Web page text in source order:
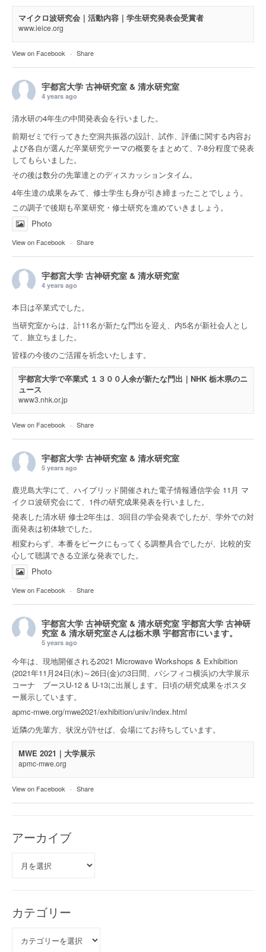
マイクロ波研究会｜活動内容｜学生研究発表会受賞者
www.ieice.org
View on Facebook · Share
宇都宮大学 古神研究室 & 清水研究室
4 years ago
清水研の4年生の中間発表会を行いました。
前期ゼミで行ってきた空洞共振器の設計、試作、評価に関する内容お
よび各自が選んだ卒業研究テーマの概要をまとめて、7-8分程度で発表
してもらいました。
その後は数分の先輩達とのディスカッションタイム。
4年生達の成果をみて、修士学生も身が引き締まったことでしょう。
この調子で後期も卒業研究・修士研究を進めていきましょう。
Photo
View on Facebook · Share
宇都宮大学 古神研究室 & 清水研究室
4 years ago
本日は卒業式でした。
当研究室からは、計11名が新たな門出を迎え、内5名が新社会人とし
て、旅立ちました。
皆様の今後のご活躍を祈念いたします。
宇都宮大学で卒業式 １３００人余が新たな門出｜NHK 栃木県のニ
ュース
www3.nhk.or.jp
View on Facebook · Share
宇都宮大学 古神研究室 & 清水研究室
5 years ago
鹿児島大学にて、ハイブリッド開催された電子情報通信学会 11月 マ
イクロ波研究会にて、1件の研究成果発表を行いました。
発表した清水研 修士2年生は、3回目の学会発表でしたが、学外での対
面発表は初体験でした。
相変わらず、本番をピークにもってくる調整具合でしたが、比較的安
心して聴講できる立派な発表でした。
Photo
View on Facebook · Share
宇都宮大学 古神研究室 & 清水研究室 宇都宮大学 古神研
究室 & 清水研究室さんは栃木県 宇都宮市にいます。
5 years ago
今年は、現地開催される2021 Microwave Workshops & Exhibition
(2021年11月24日(水)～26日(金)の3日間、パシフィコ横浜)の大学展示
コーナ ブースU-12 & U-13に出展します。日頃の研究成果をポスタ
ー展示しています。
apmc-mwe.org/mwe2021/exhibition/univ/index.html
近隣の先輩方、状況が許せば、会場にてお待ちしています。
MWE 2021｜大学展示
apmc-mwe.org
View on Facebook · Share
アーカイブ
カテゴリー